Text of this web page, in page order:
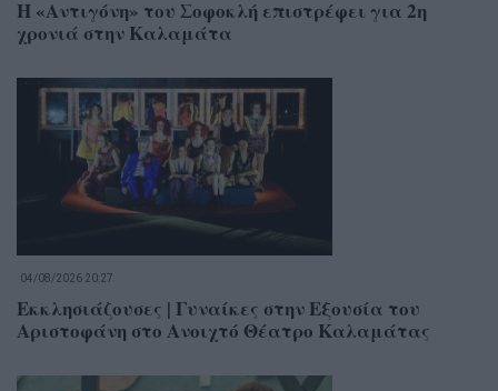
Η «Αντιγόνη» του Σοφοκλή επιστρέφει για 2η
χρονιά στην Καλαμάτα
04/08/2026 20:27
Εκκλησιάζουσες | Γυναίκες στην Εξουσία του
Αριστοφάνη στο Ανοιχτό Θέατρο Καλαμάτας